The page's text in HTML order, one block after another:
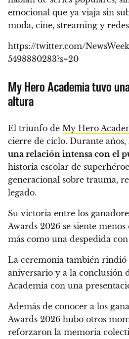
emocional que ya viaja sin
moda, cine, streaming y
https://twitter.com/
5498880283?s=20
My Hero Academia tuvo
altura
El triunfo de My Hero
cierre de ciclo. Durante años,
una relación intensa con el
historia escolar de
generacional sobre trauma,
legado.
Su victoria entre los
Awards 2026 se siente
más como una despedida
La ceremonia también
aniversario y a la conclusión
Academia con una
Además de conocer a los
Awards 2026 hubo otros
reforzaron la memoria